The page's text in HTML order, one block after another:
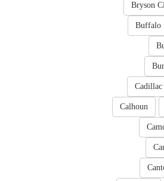
Bryson
Buffalo
Cadillac
Calhoun